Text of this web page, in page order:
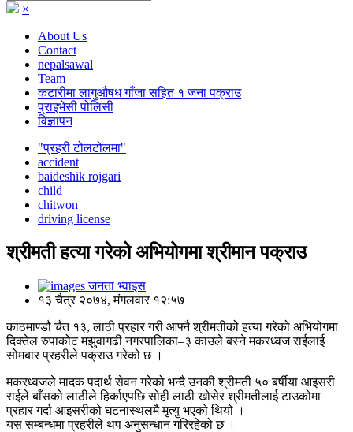
×
About Us
Contact
nepalsawal
Team
कटारीमा लागुऔषध गाँजा सहित १ जना पक्राउ
प्राइभेसी पोलिसी
विज्ञापन
"प्रहरी टोलटोलमा"
accident
baideshik rojgari
child
chitwon
driving license
श्रीमती हत्या गरेको अभियोगमा श्रीमान पक्राउ
जनता भ्वाइस
१३ चैत्र २०७४, मंगलवार १२:५७
काठमाण्डौ चैत १३, लाठी प्रहार गरी आफ्नै श्रीमतीको हत्या गरेको अभियोगमा
दिक्तेल रुपाकोट मझुवागढी नगरपालिका–३ काउले बस्ने मकरध्वज राईलाई
सोमबार प्रहरीले पक्राउ गरेको छ ।
मकरध्वजले मादक पदार्थ सेवन गरेको भन्दै उनकी श्रीमती ५० बर्षीया आइसरी
राईले बाँसको लाठीले हिर्काएपछि सोही लाठी खोसेर श्रीमतीलाई टाउकोमा
प्रहार गर्दा आइसरीको घटनास्थलमै मृत्यु भएको थियो ।
यस सम्बन्धमा प्रहरीले थप अनुसन्धान गरिरहेको छ ।